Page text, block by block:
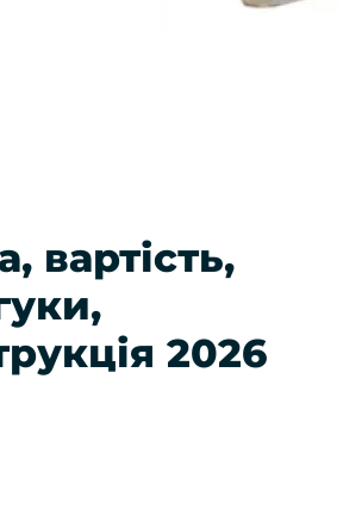
вартість,
2026